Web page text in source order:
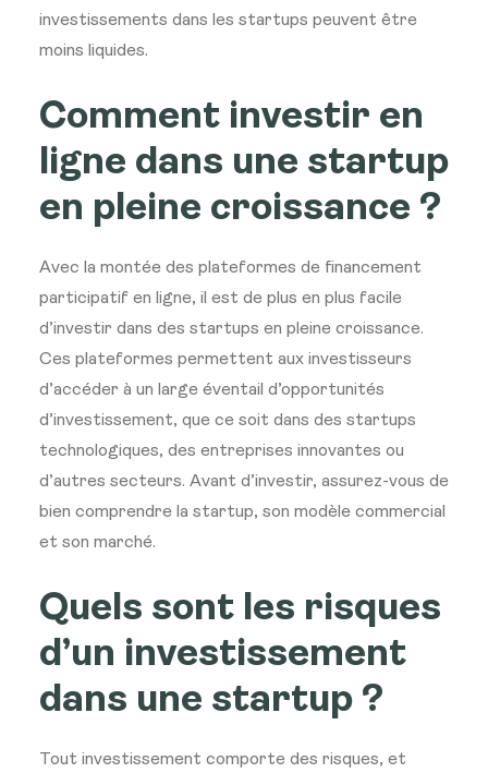
investissements dans les startups peuvent être
moins liquides.
Comment investir en
ligne dans une startup
en pleine croissance ?
Avec la montée des plateformes de financement
participatif en ligne, il est de plus en plus facile
d’investir dans des startups en pleine croissance.
Ces plateformes permettent aux investisseurs
d’accéder à un large éventail d’opportunités
d’investissement, que ce soit dans des startups
technologiques, des entreprises innovantes ou
d’autres secteurs. Avant d’investir, assurez-vous de
bien comprendre la startup, son modèle commercial
et son marché.
Quels sont les risques
d’un investissement
dans une startup ?
Tout investissement comporte des risques, et